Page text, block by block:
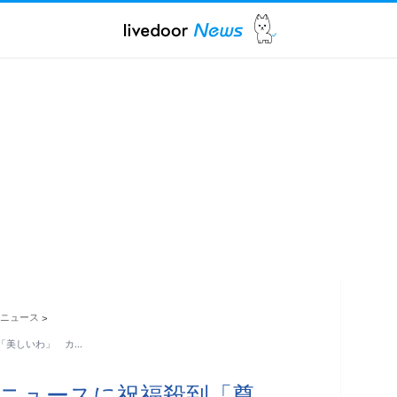
ュース >
美しいわ」 カ…